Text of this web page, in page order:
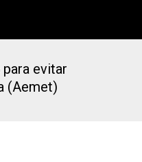
evitar
(Aemet)